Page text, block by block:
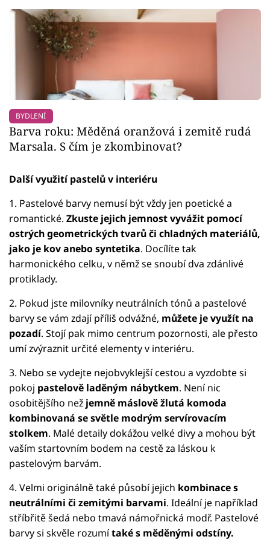
BYDLENÍ
Barva roku: Měděná oranžová i zemitě rudá
Marsala. S čím je zkombinovat?
Další využití pastelů v interiéru
1. Pastelové barvy nemusí být vždy jen poetické a
romantické. Zkuste jejich jemnost vyvážit pomocí
ostrých geometrických tvarů či chladných materiálů,
jako je kov anebo syntetika. Docílíte tak
harmonického celku, v němž se snoubí dva zdánlivé
protiklady.
2. Pokud jste milovníky neutrálních tónů a pastelové
barvy se vám zdají příliš odvážné, můžete je využít na
pozadí. Stojí pak mimo centrum pozornosti, ale přesto
umí zvýraznit určité elementy v interiéru.
3. Nebo se vydejte nejobvyklejší cestou a vyzdobte si
pokoj pastelově laděným nábytkem. Není nic
osobitějšího než jemně máslově žlutá komoda
kombinovaná se světle modrým servírovacím
stolkem. Malé detaily dokážou velké divy a mohou být
vaším startovním bodem na cestě za láskou k
pastelovým barvám.
4. Velmi originálně také působí jejich kombinace s
neutrálními či zemitými barvami. Ideální je například
stříbřitě šedá nebo tmavá námořnická modř. Pastelové
barvy si skvěle rozumítaké s měděnými odstíny.